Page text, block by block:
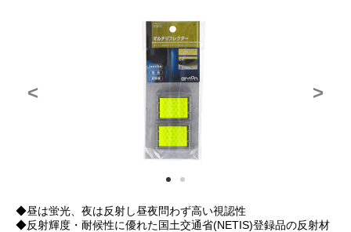
< >
◆昼は蛍光、夜は反射し昼夜問わず高い視認性
◆反射輝度・耐候性に優れた国土交通省(NETIS)登録品の反射材